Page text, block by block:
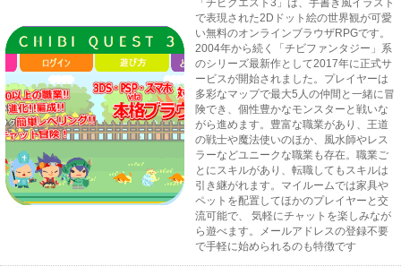
「チビクエスト3」は、手書き風イラスト
で表現された2Dドット絵の世界観が可愛
い無料のオンラインブラウザRPGです。
2004年から続く「チビファンタジー」系
のシリーズ最新作として2017年に正式サ
ービスが開始されました。プレイヤーは
多彩なマップで最大5人の仲間と一緒に冒
険でき、個性豊かなモンスターと戦いな
がら進めます。豊富な職業があり、王道
の戦士や魔法使いのほか、風水師やレス
ラーなどユニークな職業も存在。職業ご
とにスキルがあり、転職してもスキルは
引き継がれます。マイルームでは家具や
ペットを配置してほかのプレイヤーと交
流可能で、 気軽にチャットを楽しみなが
ら遊べます。メールアドレスの登録不要
で手軽に始められるのも特徴です